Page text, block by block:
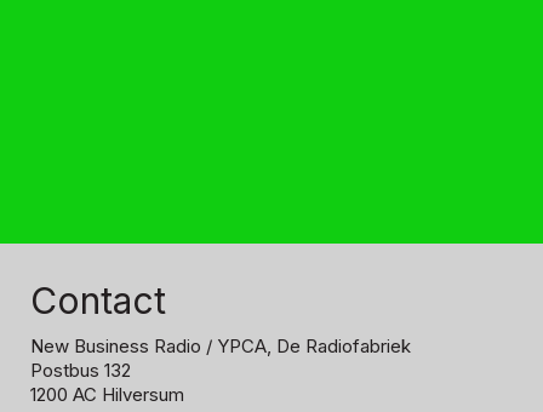
Contact
New Business Radio / YPCA, De Radiofabriek
Postbus 132
1200 AC Hilversum